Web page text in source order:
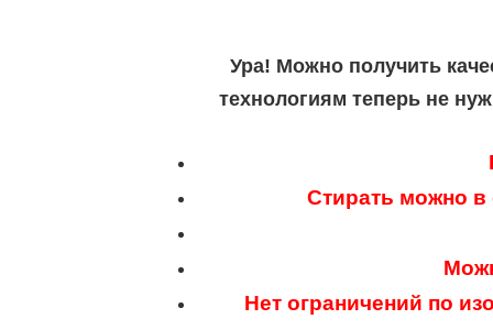
Ура! Можно получить
технологиям теперь не
Стирать можно в
Нет ограничений по